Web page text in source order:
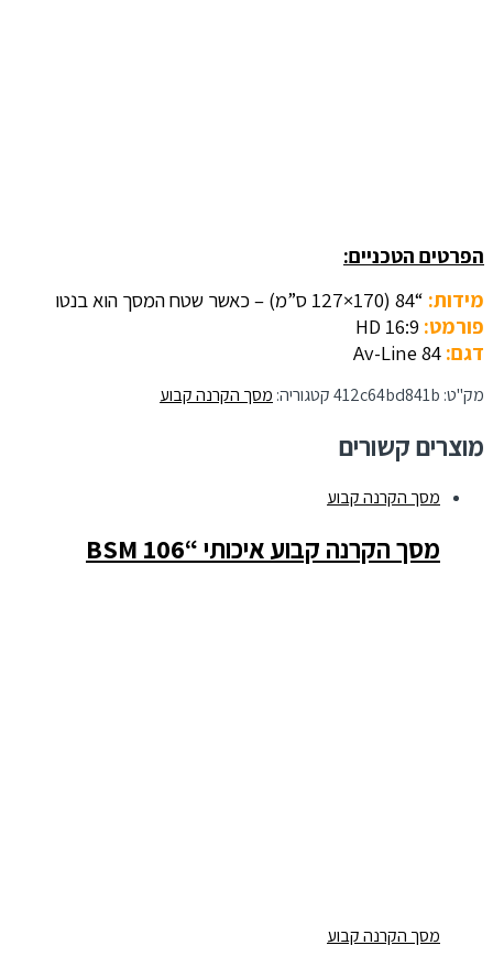
הפרטים הטכניים:
מידות:“84 (170×127 ס”מ) – כאשר
שטח המסך הוא בנטו
פורמט:HD 16:9
דגם:Av-Line 84
מק"ט:412c64bd841bקטגוריה:מסך הקרנה קבוע
מוצרים קשורים
מסך הקרנה קבוע
מסך הקרנה קבוע איכותי “106 BSM
מסך הקרנה קבוע